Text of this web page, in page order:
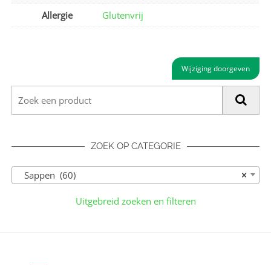
Allergie
Glutenvrij
Wijziging doorgeven
ZOEK OP CATEGORIE
×
Sappen (60)
Uitgebreid zoeken en filteren